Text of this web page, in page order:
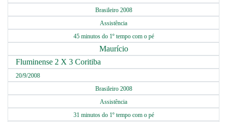
Brasileiro 2008
Assistência
45 minutos do 1º tempo com o pé
Maurício
Fluminense 2 X 3 Coritiba
20/9/2008
Brasileiro 2008
Assistência
31 minutos do 1º tempo com o pé